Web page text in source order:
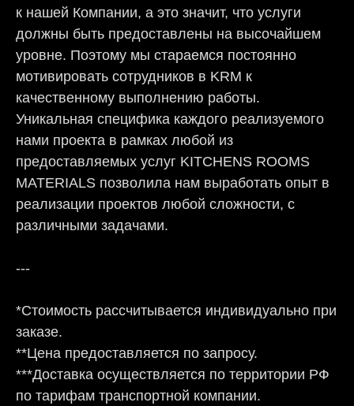
к нашей Компании, а это значит, что услуги
должны быть предоставлены на высочайшем
уровне. Поэтому мы стараемся постоянно
мотивировать сотрудников в KRM к
качественному выполнению работы.
Уникальная специфика каждого реализуемого
нами проекта в рамках любой из
предоставляемых услуг KITCHENS ROOMS
MATERIALS позволила нам выработать опыт в
реализации проектов любой сложности, с
различными задачами.
---
*Стоимость рассчитывается индивидуально при
заказе.
**Цена предоставляется по запросу.
***Доставка осуществляется по территории РФ
по тарифам транспортной компании.